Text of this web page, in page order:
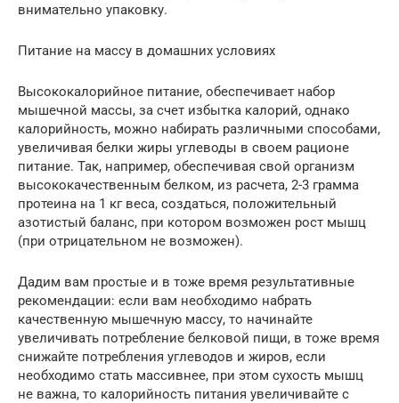
внимательно упаковку.
Питание на массу в домашних условиях
Высококалорийное питание, обеспечивает набор
мышечной массы, за счет избытка калорий, однако
калорийность, можно набирать различными способами,
увеличивая белки жиры углеводы в своем рационе
питание. Так, например, обеспечивая свой организм
высококачественным белком, из расчета, 2-3 грамма
протеина на 1 кг веса, создаться, положительный
азотистый баланс, при котором возможен рост мышц
(при отрицательном не возможен).
Дадим вам простые и в тоже время результативные
рекомендации: если вам необходимо набрать
качественную мышечную массу, то начинайте
увеличивать потребление белковой пищи, в тоже время
снижайте потребления углеводов и жиров, если
необходимо стать массивнее, при этом сухость мышц
не важна, то калорийность питания увеличивайте с